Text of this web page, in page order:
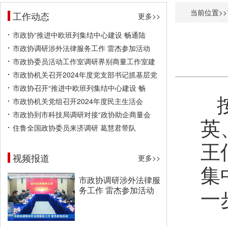
工作动态
更多>>
市政协“推进中欧班列集结中心建设 畅通陆
市政协调研涉外法律服务工作 雷杰参加活动
市政协委员活动工作室调研界别商量工作室建
市政协机关召开2024年度党支部书记抓基层党
市政协召开“推进中欧班列集结中心建设 畅
市政协机关党组召开2024年度民主生活会
市政协到市科技局调研对接“政协助企商量会
住鲁全国政协委员来济调研 葛慧君带队
视频报道 更多>>
市政协调研涉外法律服
务工作 雷杰参加活动
当前位置>>
英
王
集
一